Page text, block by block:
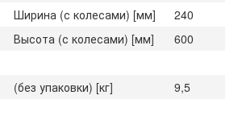
Ширина (с колесами) [мм]
240
Высота (с колесами) [мм]
600
(без упаковки) [кг]
9,5